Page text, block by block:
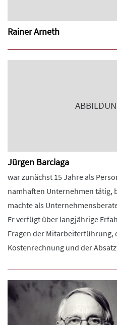
Rainer Arneth
Jürgen Barciaga
war zunächst 15 Jahre als
namhaften Unternehmen tätig,
machte als
Er verfügt über langjährige
Fragen der Mitarbeiterführung,
Kostenrechnung und der